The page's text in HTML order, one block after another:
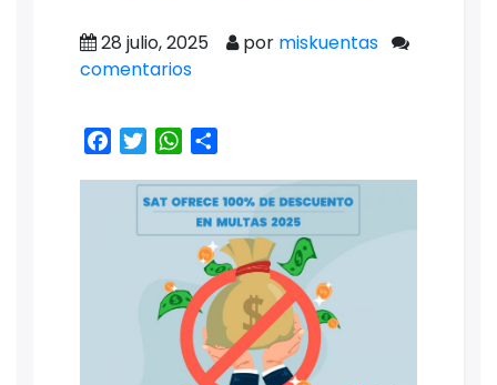
28 julio, 2025 por miskuentas
comentarios
Facebook
TwitterWhatsApp